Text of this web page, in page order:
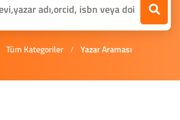
Tüm Kategoriler / Yazar Araması